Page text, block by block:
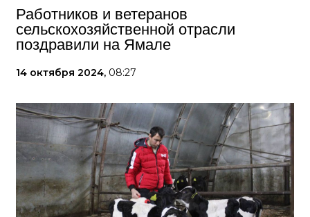
Работников и ветеранов
сельскохозяйственной отрасли
поздравили на Ямале
14 октября 2024, 08:27